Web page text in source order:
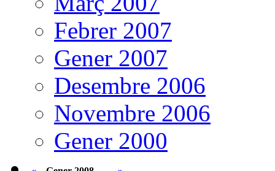
Febrer 2007
Gener 2007
Desembre 2006
Novembre 2006
Gener 2000